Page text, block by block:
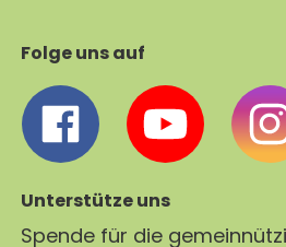
Folge uns auf
Unterstütze uns
Spende für die